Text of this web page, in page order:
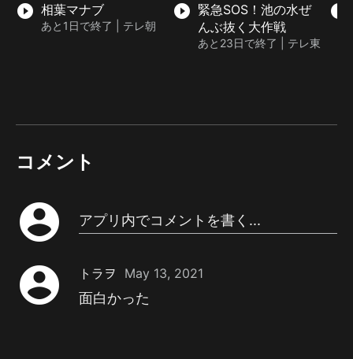
play_circle_filled 相葉マナブ
あと1日で終了 | テレ朝
play_circle_filled 緊急SOS！池の水ぜ
んぶ抜く大作戦
あと23日で終了 | テレ東
play_circle_filled
コメント
account_circle アプリ内でコメントを書く...
account_circle トラヲ May 13, 2021
面白かった